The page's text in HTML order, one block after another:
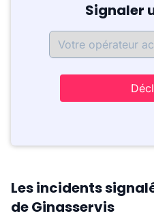
Signaler
Les incidents
de Ginasservis